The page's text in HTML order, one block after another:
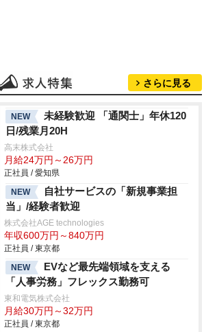
さらに見る
NEW
未経験歓迎 「通関士」年休120
日/残業月20H
高末株式会社
月給24万円～26万円
正社員 / 愛知県
NEW
自社サービスの「新規事業担
当」/経験者歓迎
株式会社AGE technologies
年収600万円～840万円
正社員 / 東京都
NEW
EVなど最先端領域を支える
「人事労務」フレックス勤務可
東和電気株式会社
月給30万円～32万円
正社員 / 東京都